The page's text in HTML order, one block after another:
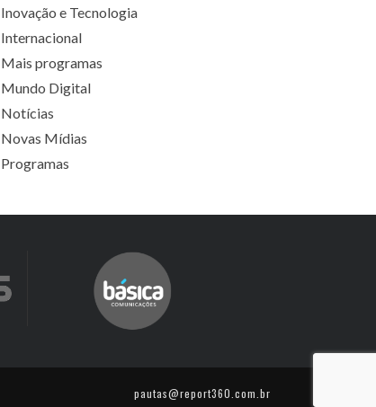
Inovação e Tecnologia
Internacional
Mais programas
Mundo Digital
Notícias
Novas Mídias
Programas
pautas@report360.com.br